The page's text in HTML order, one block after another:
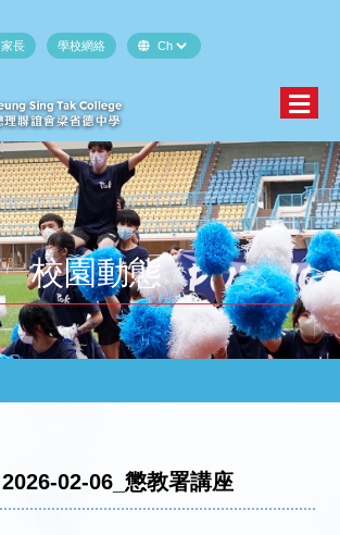
家長 學校網絡
校園動態
2026-02-06_懲教署講座